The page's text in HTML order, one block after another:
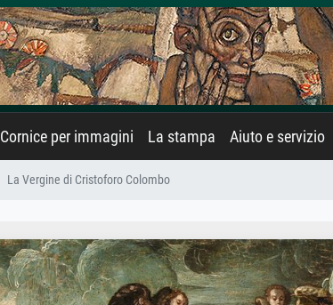
Cornice per immagini La stampa Aiuto e servizio
La Vergine di Cristoforo Colombo